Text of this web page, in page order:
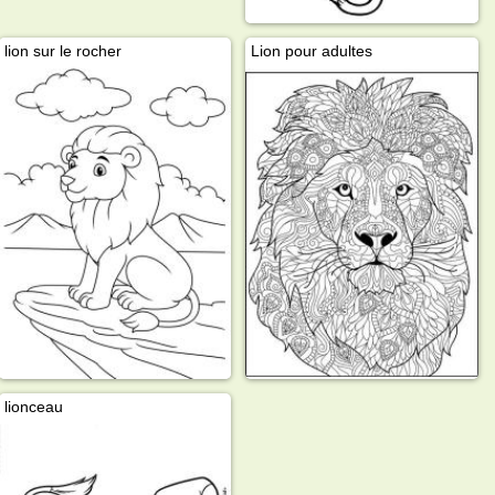
lion sur le rocher Lion pour adultes
lionceau